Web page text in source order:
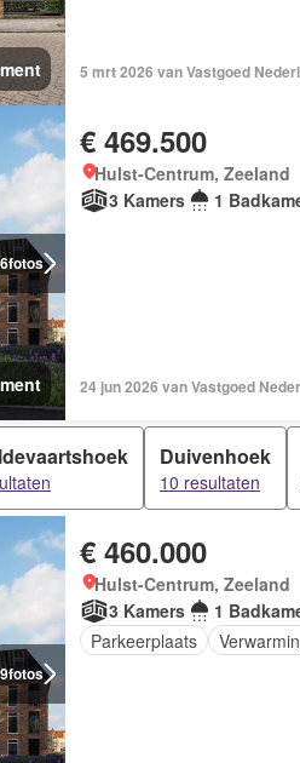
5 mrt 2026 van Vastgoed
fotos
€ 469.500
Hulst-Centrum, Zeeland
3 Kamers
1
24 jun 2026 van Vastgoed
Duivenhoek
10 resultaten
9fotos
€ 460.000
Hulst-Centrum, Zeeland
3 Kamers
1
Parkeerplaats